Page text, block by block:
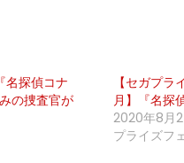
名探偵コナ
の捜査官が
【セガプ
月】『名探
2020年8月
プライズフ